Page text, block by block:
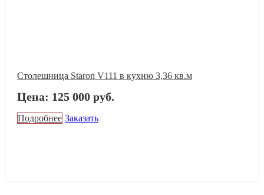
Столешница Staron V111 в кухню 3,36 кв.м
Цена: 125 000 руб.
Подробнее Заказать